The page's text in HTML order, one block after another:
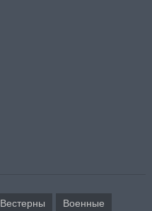
Вестерны Военные